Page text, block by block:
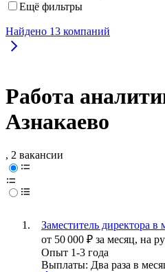
Ещё фильтры
Найдено 13 компаний
Работа
Азнакаево
, 2 вакансии
Заместитель директора в
от 50 000 ₽ за месяц, на
Опыт 1-3 года
Выплаты: Два раза в